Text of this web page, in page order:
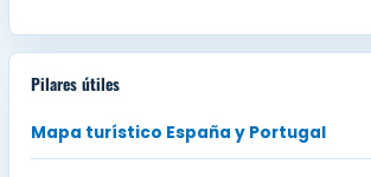
Pilares útiles
Mapa turístico España y Portugal